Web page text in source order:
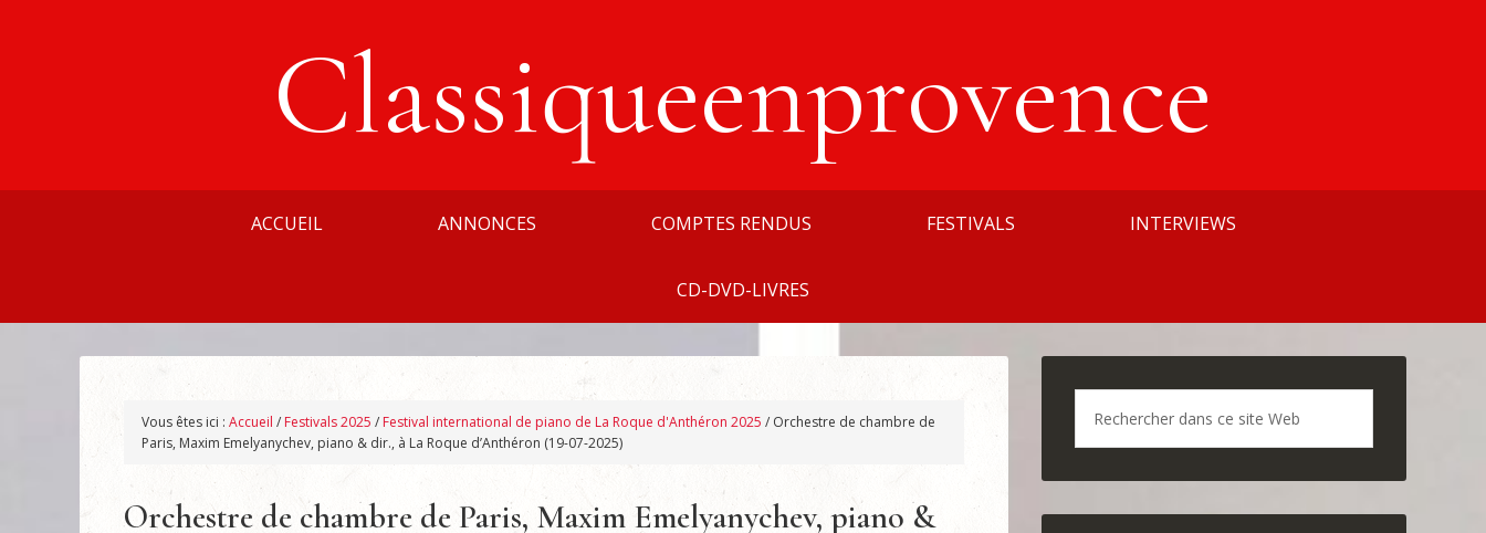
Classiqueenprovence
ACCUEIL ANNONCES COMPTES RENDUS FESTIVALS INTERVIEWS
CD-DVD-LIVRES
Vous êtes ici : Accueil / Festivals 2025 / Festival international de piano de La Roque d'Anthéron 2025 / Orchestre de chambre de
Paris, Maxim Emelyanychev, piano & dir., à La Roque d’Anthéron (19-07-2025)
Orchestre de chambre de Paris, Maxim Emelyanychev, piano &